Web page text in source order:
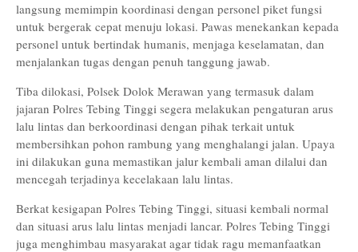
langsung memimpin koordinasi dengan personel piket fungsi
untuk bergerak cepat menuju lokasi. Pawas menekankan kepada
personel untuk bertindak humanis, menjaga keselamatan, dan
menjalankan tugas dengan penuh tanggung jawab.
Tiba dilokasi, Polsek Dolok Merawan yang termasuk dalam
jajaran Polres Tebing Tinggi segera melakukan pengaturan arus
lalu lintas dan berkoordinasi dengan pihak terkait untuk
membersihkan pohon rambung yang menghalangi jalan. Upaya
ini dilakukan guna memastikan jalur kembali aman dilalui dan
mencegah terjadinya kecelakaan lalu lintas.
Berkat kesigapan Polres Tebing Tinggi, situasi kembali normal
dan situasi arus lalu lintas menjadi lancar. Polres Tebing Tinggi
juga menghimbau masyarakat agar tidak ragu memanfaatkan